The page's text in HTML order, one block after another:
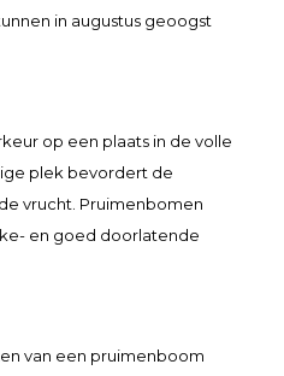
in augustus geoogst
op een plaats in de volle
plek bevordert de
vrucht. Pruimenbomen
en goed doorlatende
van een pruimenboom